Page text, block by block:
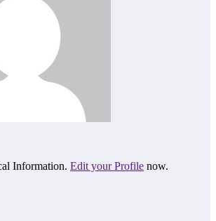
Information. Edit your Profile now.